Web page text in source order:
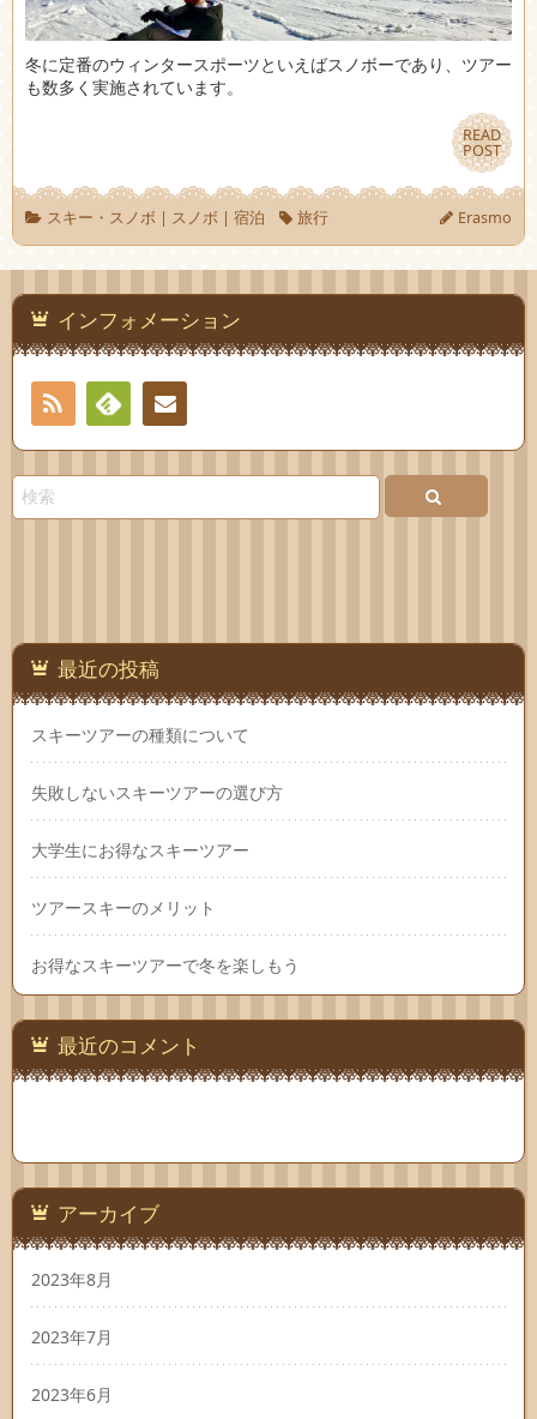
冬に定番のウィンタースポーツといえばスノボーであり、ツアー
も数多く実施されています。
READ
POST
READ
POST
スキー・スノボ | スノボ | 宿泊 旅行 Erasmo
インフォメーション
RSS
Feedlyお問
最近の投稿
スキーツアーの種類について
失敗しないスキーツアーの選び方
大学生にお得なスキーツアー
ツアースキーのメリット
お得なスキーツアーで冬を楽しもう
最近のコメント
アーカイブ
2023年8月
2023年7月
2023年6月